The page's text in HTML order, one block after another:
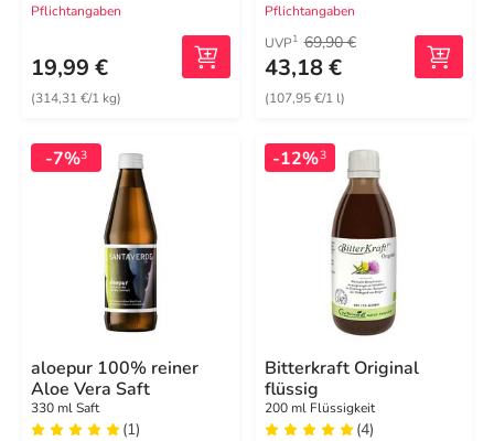
Pflichtangaben
19,99 €
(314,31 €/1 kg)
Pflichtangaben
UVP1 69,90 €
43,18 €
(107,95 €/1 l)
-7%3
aloepur 100% reiner
Aloe Vera Saft
330 ml Saft
(1)
-12%3
Bitterkraft Original
flüssig
200 ml Flüssigkeit
(4)